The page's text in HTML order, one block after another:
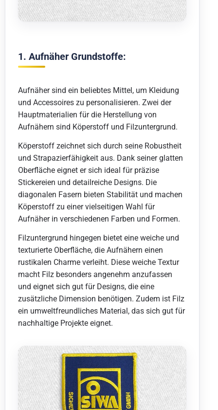
1. Aufnäher Grundstoffe:
Aufnäher sind ein beliebtes Mittel, um Kleidung
und Accessoires zu personalisieren. Zwei der
Hauptmaterialien für die Herstellung von
Aufnähern sind Köperstoff und Filzuntergrund.
Köperstoff zeichnet sich durch seine Robustheit
und Strapazierfähigkeit aus. Dank seiner glatten
Oberfläche eignet er sich ideal für präzise
Stickereien und detailreiche Designs. Die
diagonalen Fasern bieten Stabilität und machen
Köperstoff zu einer vielseitigen Wahl für
Aufnäher in verschiedenen Farben und Formen.
Filzuntergrund hingegen bietet eine weiche und
texturierte Oberfläche, die Aufnähern einen
rustikalen Charme verleiht. Diese weiche Textur
macht Filz besonders angenehm anzufassen
und eignet sich gut für Designs, die eine
zusätzliche Dimension benötigen. Zudem ist Filz
ein umweltfreundliches Material, das sich gut für
nachhaltige Projekte eignet.